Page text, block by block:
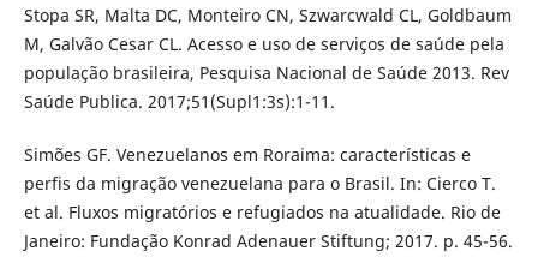
Stopa SR, Malta DC, Monteiro CN, Szwarcwald CL, Goldbaum
M, Galvão Cesar CL. Acesso e uso de serviços de saúde pela
população brasileira, Pesquisa Nacional de Saúde 2013. Rev
Saúde Publica. 2017;51(Supl1:3s):1-11.
Simões GF. Venezuelanos em Roraima: características e
perfis da migração venezuelana para o Brasil. In: Cierco T.
et al. Fluxos migratórios e refugiados na atualidade. Rio de
Janeiro: Fundação Konrad Adenauer Stiftung; 2017. p. 45-56.